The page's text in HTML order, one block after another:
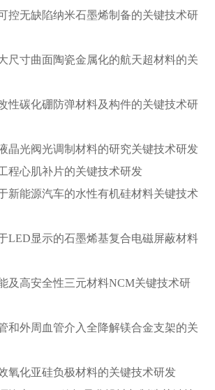
控无缺陷纳米石墨烯制备的关键技术研
尺寸曲面陶瓷金属化的航天超材料的关
性碳化硼防弹材料及构件的关键技术研
晶光阀光调制材料的研究关键技术研发
程心肌补片的关键技术研发
新能源汽车的水性有机硅材料关键技术
LED显示的石墨烯基复合电磁屏蔽材料
及高安全性三元材料NCM关键技术研
和外周血管介入全降解镁合金支架的关
氧化亚硅负极材料的关键技术研发